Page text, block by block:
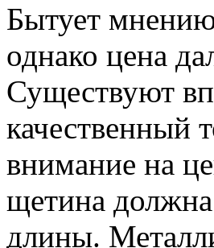
Бытует
однако цена
Существуют
качественный
внимание на
щетина
длины.